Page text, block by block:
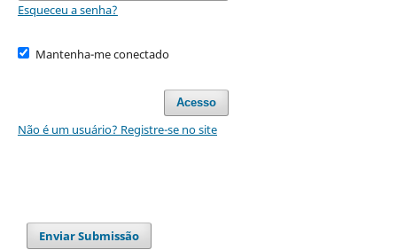
Esqueceu a senha?
Mantenha-me conectado
Acesso
Não é um usuário? Registre-se no site
Enviar Submissão